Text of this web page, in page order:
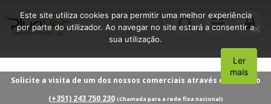
Solicite a visita de um dos nossos comerciais através do número
(+351) 243 750 230 (Chamada para a rede fixa nacional)
Este site utiliza cookies para permitir uma melhor experiência
por parte do utilizador. Ao navegar no site estará a consentir a
sua utilização.
Aceito
Ler
mais